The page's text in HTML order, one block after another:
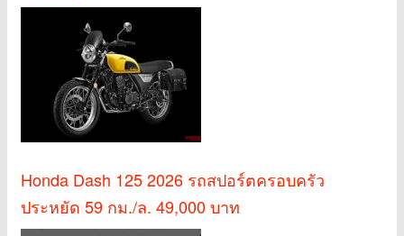
Honda Dash 125 2026 รถสปอร์ตครอบครัว
ประหยัด 59 กม./ล. 49,000 บาท